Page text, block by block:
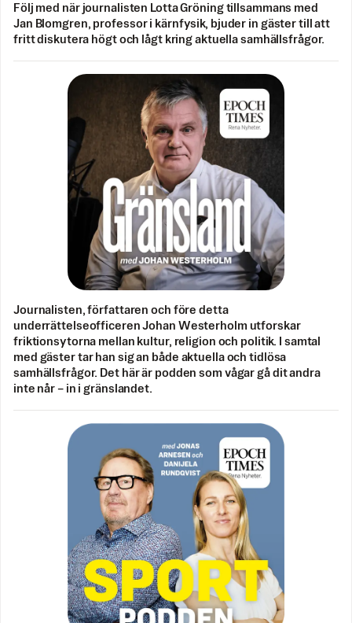
Följ med när journalisten Lotta Gröning tillsammans med
Jan Blomgren, professor i kärnfysik, bjuder in gäster till att
fritt diskutera högt och lågt kring aktuella samhällsfrågor.
Journalisten, författaren och före detta
underrättelseofficeren Johan Westerholm utforskar
friktionsytorna mellan kultur, religion och politik. I samtal
med gäster tar han sig an både aktuella och tidlösa
samhällsfrågor. Det här är podden som vågar gå dit andra
inte når – in i gränslandet.